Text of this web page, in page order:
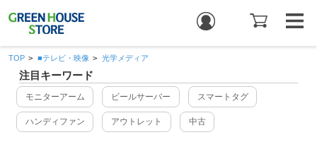
TOP > ■テレビ・映像 > 光学メディア
注目キーワード
モニターアーム ビールサーバー スマートタグ
ハンディファン アウトレット 中古